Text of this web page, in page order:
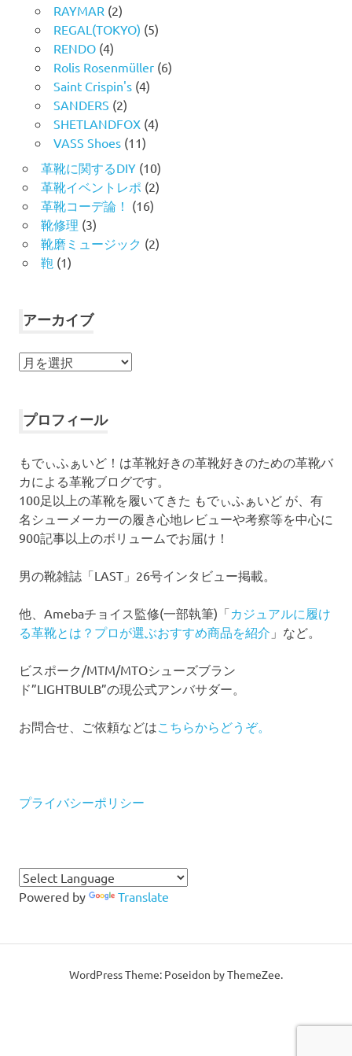
RAYMAR (2)
REGAL(TOKYO) (5)
RENDO(4)
Rolis Rosenmüller(6)
Saint Crispin's(4)
SANDERS (2)
SHETLANDFOX(4)
VASS Shoes(11)
革靴に関するDIY(10)
革靴イベントレポ (2)
革靴コーデ論！ (16)
靴修理 (3)
靴磨ミュージック (2)
鞄 (1)
アーカイブ
ア
イ
プロフィール
もでぃふぁいど！は革靴好きの革靴好きのための革靴バ
カによる革靴ブログです。
100足以上の革靴を履いてきた もでぃふぁいど が、有
名シューメーカーの履き心地レビューや考察等を中心に
900記事以上のボリュームでお届け！
男の靴雑誌「LAST」26号インタビュー掲載。
他、Amebaチョイス監修(一部執筆)「カジュアルに履け
る革靴とは？プロが選ぶおすすめ商品を紹介 」など。
ビスポーク/MTM/MTOシューズブラン
ド”LIGHTBULB”の現公式アンバサダー。
お問合せ、ご依頼などは こちらからどうぞ。
プライバシーポリシー
Powered by Translate
WordPress Theme: Poseidon by ThemeZee.